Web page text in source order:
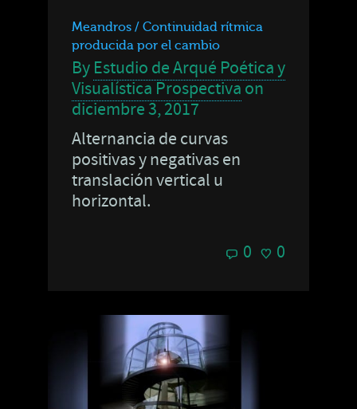
Meandros / Continuidad rítmica
producida por el cambio
By Estudio de Arqué Poética y
Visualística Prospectiva on
diciembre 3, 2017
Alternancia de curvas
positivas y negativas en
translación vertical u
horizontal.
0 0